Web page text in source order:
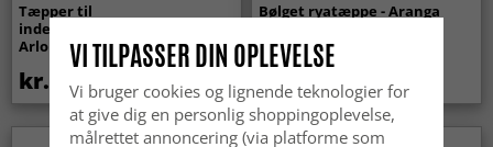
Tæpper til
indendørs/udendørs brug -
Arlo (beige)
kr.439
Bølget ryatæppe - Aranga
kr.369
VI TILPASSER DIN OPLEVELSE
Vi bruger cookies og lignende teknologier for
at give dig en personlig shoppingoplevelse,
målrettet annoncering (via platforme som